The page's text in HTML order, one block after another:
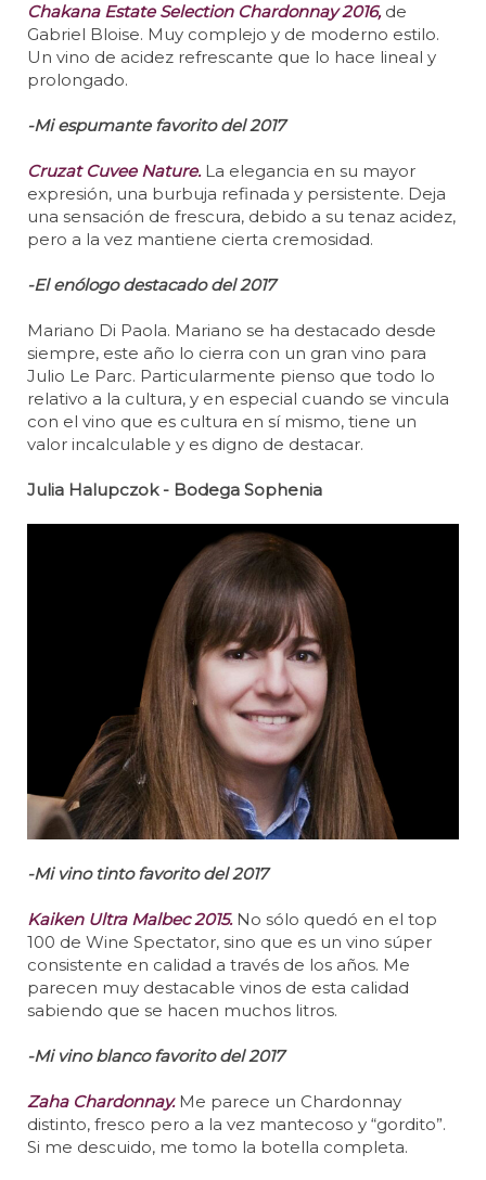
Chakana Estate Selection Chardonnay 2016,de
Gabriel Bloise. Muy complejo y de moderno estilo.
Un vino de acidez refrescante que lo hace lineal y
prolongado.
-Mi espumante favorito del 2017
Cruzat Cuvee Nature.La elegancia en su mayor
expresión, una burbuja refinada y persistente. Deja
una sensación de frescura, debido a su tenaz acidez,
pero a la vez mantiene cierta cremosidad.
-El enólogo destacado del 2017
Mariano Di Paola. Mariano se ha destacado desde
siempre, este año lo cierra con un gran vino para
Julio Le Parc. Particularmente pienso que todo lo
relativo a la cultura, y en especial cuando se vincula
con el vino que es cultura en sí mismo, tiene un
valor incalculable y es digno de destacar.
Julia Halupczok - Bodega Sophenia
-Mi vino tinto favorito del 2017
Kaiken Ultra Malbec 2015.No sólo quedó en el top
100 de Wine Spectator, sino que es un vino súper
consistente en calidad a través de los años. Me
parecen muy destacable vinos de esta calidad
sabiendo que se hacen muchos litros.
-Mi vino blanco favorito del 2017
Zaha Chardonnay.Me parece un Chardonnay
distinto, fresco pero a la vez mantecoso y “gordito”.
Si me descuido, me tomo la botella completa.